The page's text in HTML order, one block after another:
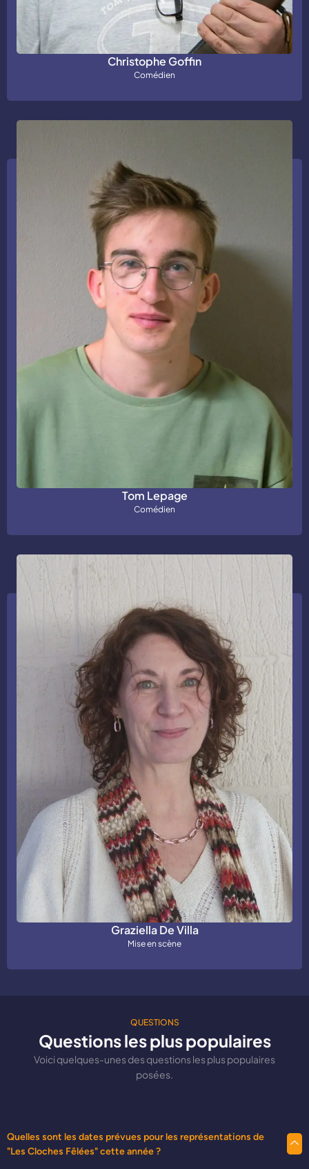
Christophe Goffin
Comédien
Tom Lepage
Comédien
Graziella De Villa
Mise en scène
QUESTIONS
Questions les plus populaires
Voici quelques-unes des questions les plus populaires
posées.
Quelles sont les dates prévues pour les représentations de
"Les Cloches Fêlées" cette année ?